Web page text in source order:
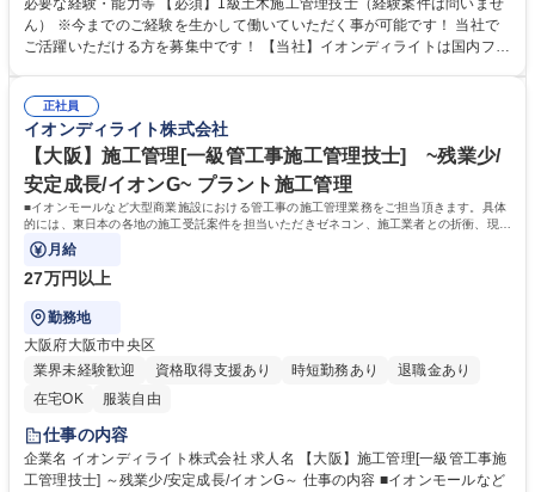
地での作業管理等を行います！ 【業務】■工事実施前の準備（各種書類申
請／工程表等スケジュール確認）■工事実施期間における施工管理（安全
境です。WLBも意識しつつ安定性の高い当社で是非経験を生かしてみませ
んか！ 募集職種 【東北/施工監理】1級土木施工管理技士★イオンG★ベテ
ラン歓迎★月残業10h程
必要な経験・能力等 【必須】1級土木施工管理技士（経験案件は問いませ
ん） ※今までのご経験を生かして働いていただく事が可能です！ 当社で
ご活躍いただける方を募集中です！ 【当社】イオンディライトは国内ファ
さまざまな施設へサービスを提供しています。 学歴・資格 学歴：大学院
大学 高専 短大 専修学校 高校 語学力： 資格：1級土木施工管理技士
正社員
イオンディライト株式会社
【大阪】施工管理[一級管工事施工管理技士] ~残業少/
安定成長/イオンG~ プラント施工管理
■イオンモールなど大型商業施設における管工事の施工管理業務をご担当頂きます。具体
的には、東日本の各地の施工受託案件を担当いただきゼネコン、施工業者との折衝、現地
での作業管理等を行っていただきます。
月給
27万円以上
勤務地
大阪府大阪市中央区
業界未経験歓迎
資格取得支援あり 時短勤務あり
退職金あり
在宅OK
服装自由
仕事の内容
企業名 イオンディライト株式会社 求人名 【大阪】施工管理[一級管工事施
工管理技士] ～残業少/安定成長/イオンG～ 仕事の内容 ■イオンモールなど